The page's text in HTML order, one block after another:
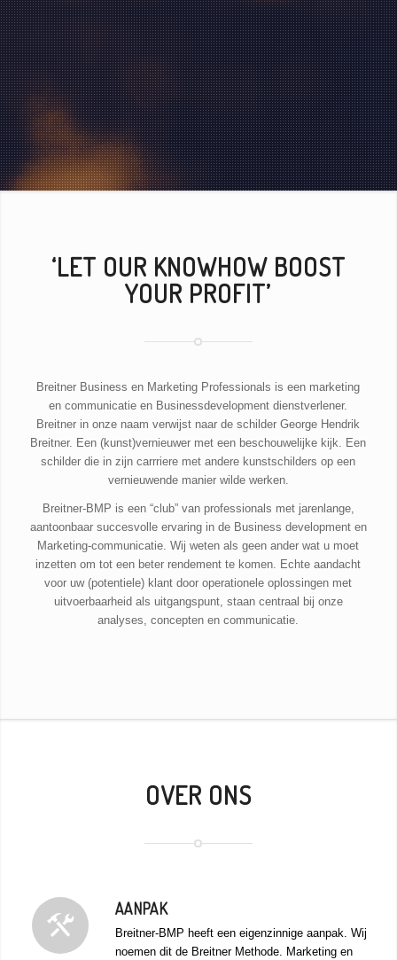
‘LET OUR KNOWHOW BOOST
YOUR PROFIT’
Breitner Business en Marketing Professionals is een marketing
en communicatie en Businessdevelopment dienstverlener.
Breitner in onze naam verwijst naar de schilder George Hendrik
Breitner. Een (kunst)vernieuwer met een beschouwelijke kijk. Een
schilder die in zijn carrriere met andere kunstschilders op een
vernieuwende manier wilde werken.
Breitner-BMP is een “club” van professionals met jarenlange,
aantoonbaar succesvolle ervaring in de Business development en
Marketing-communicatie. Wij weten als geen ander wat u moet
inzetten om tot een beter rendement te komen. Echte aandacht
voor uw (potentiele) klant door operationele oplossingen met
uitvoerbaarheid als uitgangspunt, staan centraal bij onze
analyses, concepten en communicatie.
OVER ONS
AANPAK
Breitner-BMP heeft een eigenzinnige aanpak. Wij
noemen dit de Breitner Methode. Marketing en